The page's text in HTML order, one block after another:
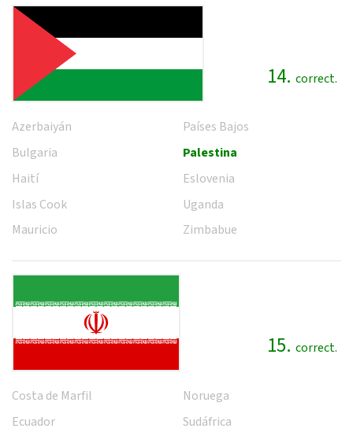
14. correct.
Azerbaiyán
Bulgaria
Haití
Islas Cook
Mauricio
Países Bajos
Palestina
Eslovenia
Uganda
Zimbabue
15. correct.
Costa de Marfil
Ecuador
Noruega
Sudáfrica